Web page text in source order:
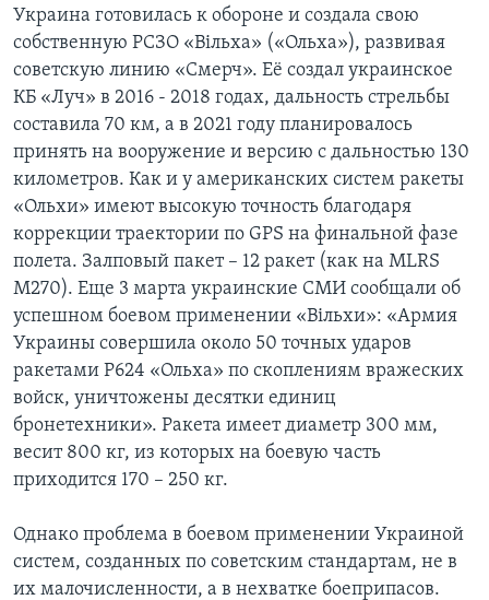
Украина готовилась к обороне и создала свою
собственную РСЗО «Вiльха» («Ольха»), развивая
советскую линию «Смерч». Её создал украинское
КБ «Луч» в 2016 - 2018 годах, дальность стрельбы
составила 70 км, а в 2021 году планировалось
принять на вооружение и версию с дальностью 130
километров. Как и у американских систем ракеты
«Ольхи» имеют высокую точность благодаря
коррекции траектории по GPS на финальной фазе
полета. Залповый пакет – 12 ракет (как на MLRS
M270). Еще 3 марта украинские СМИ сообщали об
успешном боевом применении «Вiльхи»: «Армия
Украины совершила около 50 точных ударов
ракетами Р624 «Ольха» по скоплениям вражеских
войск, уничтожены десятки единиц
бронетехники». Ракета имеет диаметр 300 мм,
весит 800 кг, из которых на боевую часть
приходится 170 – 250 кг.
Однако проблема в боевом применении Украиной
систем, созданных по советским стандартам, не в
их малочисленности, а в нехватке боеприпасов.